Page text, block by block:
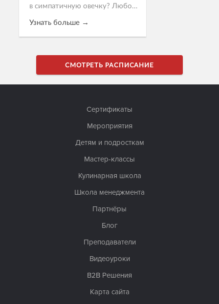
в симпатичную овечку? Любой
попросит добавки. И
совершенно точно, что детей не
Узнать больше →
СМОТРЕТЬ РАСПИСАНИЕ
Сертификаты
Мероприятия
Детям и подросткам
Мастер-классы
Кулинарная школа
Школа менеджмента
Партнёры
Блог
Преподаватели
Видеоуроки
B2B Решения
Карта сайта